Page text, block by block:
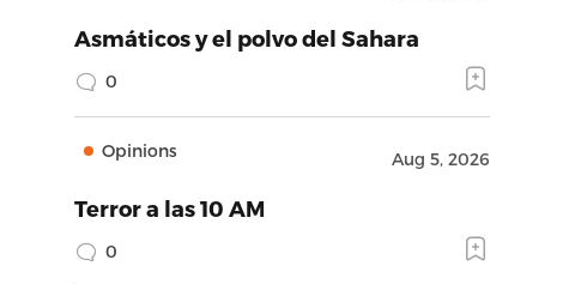
Asmáticos y el polvo del Sahara
0
Opinions Aug 5, 2026
Terror a las 10 AM
0